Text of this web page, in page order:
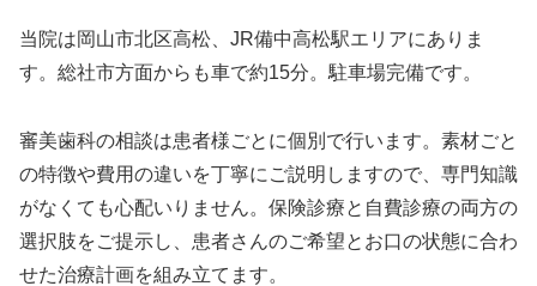
当院は岡山市北区高松、JR備中高松駅エリアにありま
す。総社市方面からも車で約15分。駐車場完備です。
審美歯科の相談は患者様ごとに個別で行います。素材ごと
の特徴や費用の違いを丁寧にご説明しますので、専門知識
がなくても心配いりません。保険診療と自費診療の両方の
選択肢をご提示し、患者さんのご希望とお口の状態に合わ
せた治療計画を組み立てます。